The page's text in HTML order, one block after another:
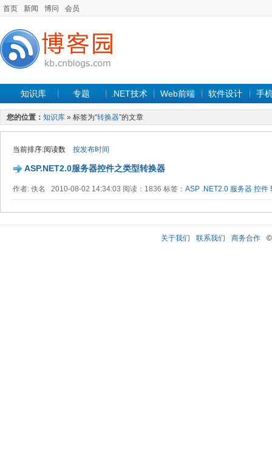
首页 新闻 博问 会员
知识库 专题 .NET技术 Web前端 软件设计 手
您的位置： 知识库 » 标签为“转换器”的文章
当前排序:阅读数 按发布时间
ASP.NET2.0服务器控件之类型转换器
作者: 佚名 2010-08-02 14:34:03 阅读：1836 标签： ASP .NET2.0 服务器 控件
关于我们 联系我们 商务合作